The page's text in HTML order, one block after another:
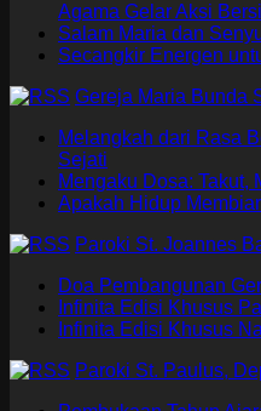
Agama Gelar Aksi
Salam Maria dan
Secangkir Energen
Gereja Maria Bunda
Melangkah dari Rasa
Sejati
Mengaku Dosa: Takut,
Apakah Hidup
Paroki St. Joannes
Doa Pembangunan
Infinita Edisi Khusus
Infinita Edisi Khusus
Paroki St. Paulus,